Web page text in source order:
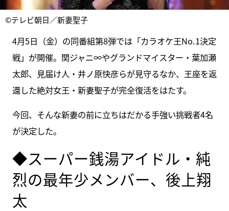
©テレビ朝日／新妻聖子
4月5日（金）の同番組第8弾では「カラオケ王No.1決定
戦」が開催。関ジャニ∞やグランドマイスター・葉加瀬
太郎、見届け人・井ノ原快彦らが見守るなか、王座を返
還した絶対女王・新妻聖子が完全復活をはたす。
今回、そんな新妻の前に立ちはだかる手強い挑戦者4名
が決定した。
◆スーパー銭湯アイドル・純
烈の最年少メンバー、後上翔
太